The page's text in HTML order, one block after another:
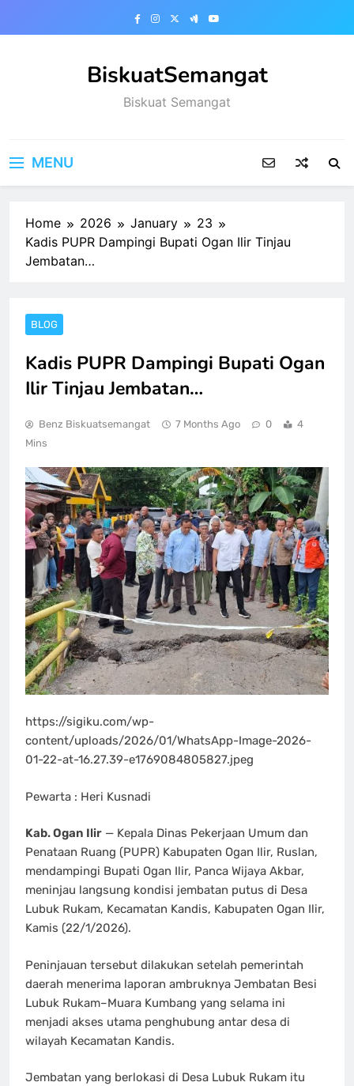
BiskuatSemangat
Biskuat Semangat
MENU
Home 2026 January
23
Kadis PUPR Dampingi Bupati Ogan Ilir Tinjau
Jembatan…
BLOG
Kadis PUPR Dampingi Bupati Ogan
Ilir Tinjau Jembatan…
Benz Biskuatsemangat 7 Months Ago 0
4
Mins
https://sigiku.com/wp-
content/uploads/2026/01/WhatsApp-Image-2026-
01-22-at-16.27.39-e1769084805827.jpeg
Pewarta : Heri Kusnadi
Kab. Ogan Ilir — Kepala Dinas Pekerjaan Umum dan
Penataan Ruang (PUPR) Kabupaten Ogan Ilir, Ruslan,
mendampingi Bupati Ogan Ilir, Panca Wijaya Akbar,
meninjau langsung kondisi jembatan putus di Desa
Lubuk Rukam, Kecamatan Kandis, Kabupaten Ogan Ilir,
Kamis (22/1/2026).
Peninjauan tersebut dilakukan setelah pemerintah
daerah menerima laporan ambruknya Jembatan Besi
Lubuk Rukam–Muara Kumbang yang selama ini
menjadi akses utama penghubung antar desa di
wilayah Kecamatan Kandis.
Jembatan yang berlokasi di Desa Lubuk Rukam itu